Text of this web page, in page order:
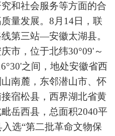
和社会服务等方面的合
量发展。8月14日，联
第三站—安徽太湖县。
市，位于北纬30°09'～
之间，地处安徽省西
南麓，东邻潜山市、怀
宿松县，西界湖北省黄
毗岳西县，总面积2040平
选“第二批革命文物保